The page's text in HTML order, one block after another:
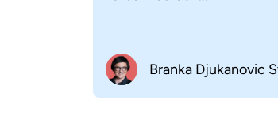
Branka Djukanovic